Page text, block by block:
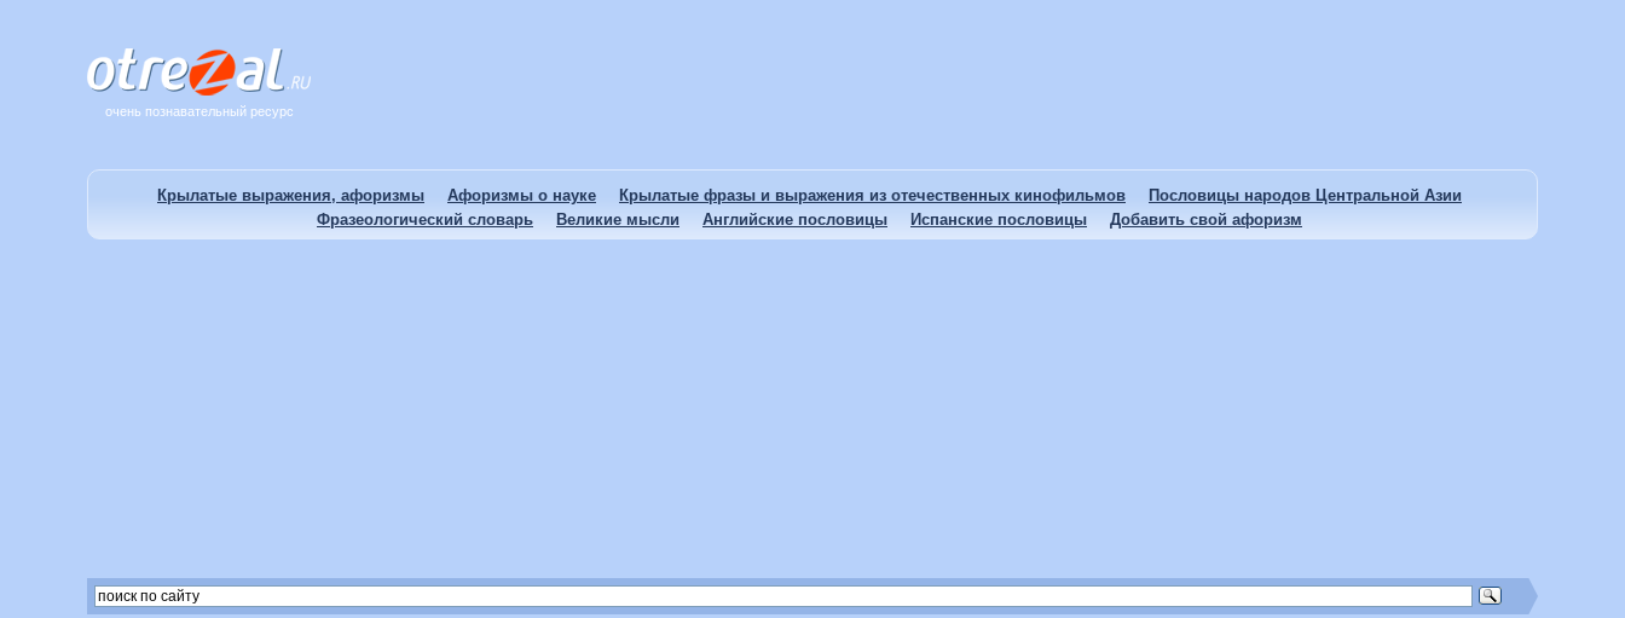
очень познавательный ресурс
Крылатые выражения, афоризмы Афоризмы о науке Крылатые фразы и выражения из отечественных кинофильмов
Пословицы народов Центральной Азии
Фразеологический словарь
Великие мысли Английские пословицы Испанские пословицы Добавить свой афоризм